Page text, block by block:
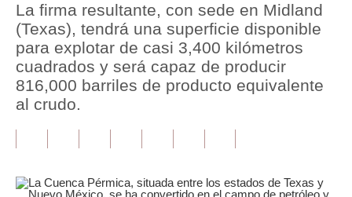
Política
Tu Dinero
Finanzas Personales
Opinión
La firma resultante, con sede en Midland
(Texas), tendrá una superficie disponible
para explotar de casi 3,400 kilómetros
cuadrados y será capaz de producir
816,000 barriles de producto equivalente
al crudo.